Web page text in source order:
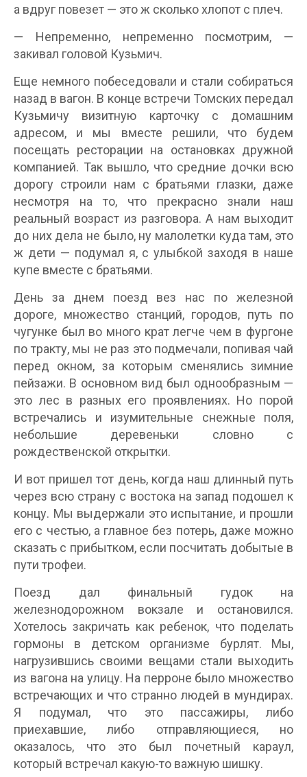
а вдруг повезет — это ж сколько хлопот с плеч.
— Непременно, непременно посмотрим, —
закивал головой Кузьмич.
Еще немного побеседовали и стали собираться
назад в вагон. В конце встречи Томских передал
Кузьмичу визитную карточку с домашним
адресом, и мы вместе решили, что будем
посещать ресторации на остановках дружной
компанией. Так вышло, что средние дочки всю
дорогу строили нам с братьями глазки, даже
несмотря на то, что прекрасно знали наш
реальный возраст из разговора. А нам выходит
до них дела не было, ну малолетки куда там, это
ж дети — подумал я, с улыбкой заходя в наше
купе вместе с братьями.
День за днем поезд вез нас по железной
дороге, множество станций, городов, путь по
чугунке был во много крат легче чем в фургоне
по тракту, мы не раз это подмечали, попивая чай
перед окном, за которым сменялись зимние
пейзажи. В основном вид был однообразным —
это лес в разных его проявлениях. Но порой
встречались и изумительные снежные поля,
небольшие деревеньки словно с
рождественской открытки.
И вот пришел тот день, когда наш длинный путь
через всю страну с востока на запад подошел к
концу. Мы выдержали это испытание, и прошли
его с честью, а главное без потерь, даже можно
сказать с прибытком, если посчитать добытые в
пути трофеи.
Поезд дал финальный гудок на
железнодорожном вокзале и остановился.
Хотелось закричать как ребенок, что поделать
гормоны в детском организме бурлят. Мы,
нагрузившись своими вещами стали выходить
из вагона на улицу. На перроне было множество
встречающих и что странно людей в мундирах.
Я подумал, что это пассажиры, либо
приехавшие, либо отправляющиеся, но
оказалось, что это был почетный караул,
который встречал какую-то важную шишку.